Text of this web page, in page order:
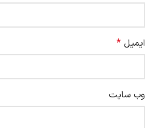
ایمیل *
وب‌ سایت